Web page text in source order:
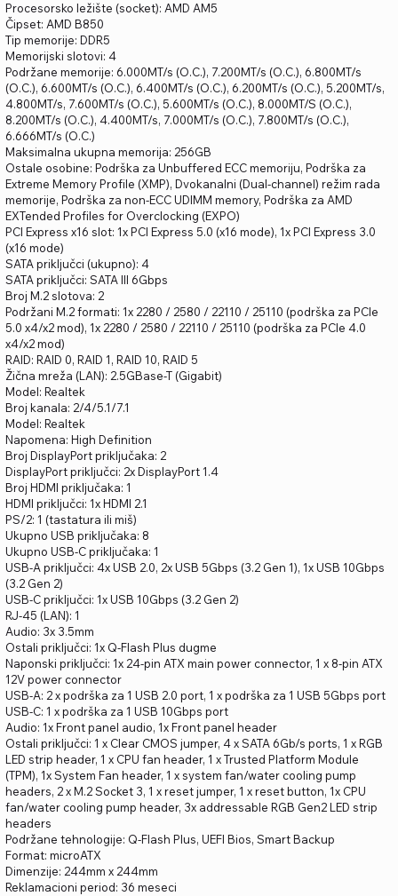
Procesorsko ležište (socket): AMD AM5
Čipset: AMD B850
Tip memorije: DDR5
Memorijski slotovi: 4
Podržane memorije: 6.000MT/s (O.C.), 7.200MT/s (O.C.), 6.800MT/s
(O.C.), 6.600MT/s (O.C.), 6.400MT/s (O.C.), 6.200MT/s (O.C.), 5.200MT/s,
4.800MT/s, 7.600MT/s (O.C.), 5.600MT/s (O.C.), 8.000MT/S (O.C.),
8.200MT/s (O.C.), 4.400MT/s, 7.000MT/s (O.C.), 7.800MT/s (O.C.),
6.666MT/s (O.C.)
Maksimalna ukupna memorija: 256GB
Ostale osobine: Podrška za Unbuffered ECC memoriju, Podrška za
Extreme Memory Profile (XMP), Dvokanalni (Dual-channel) režim rada
memorije, Podrška za non-ECC UDIMM memory, Podrška za AMD
EXTended Profiles for Overclocking (EXPO)
PCI Express x16 slot: 1x PCI Express 5.0 (x16 mode), 1x PCI Express 3.0
(x16 mode)
SATA priključci (ukupno): 4
SATA priključci: SATA III 6Gbps
Broj M.2 slotova: 2
Podržani M.2 formati: 1x 2280 / 2580 / 22110 / 25110 (podrška za PCIe
5.0 x4/x2 mod), 1x 2280 / 2580 / 22110 / 25110 (podrška za PCIe 4.0
x4/x2 mod)
RAID: RAID 0, RAID 1, RAID 10, RAID 5
Žična mreža (LAN): 2.5GBase-T (Gigabit)
Model: Realtek
Broj kanala: 2/4/5.1/7.1
Model: Realtek
Napomena: High Definition
Broj DisplayPort priključaka: 2
DisplayPort priključci: 2x DisplayPort 1.4
Broj HDMI priključaka: 1
HDMI priključci: 1x HDMI 2.1
PS/2: 1 (tastatura ili miš)
Ukupno USB priključaka: 8
Ukupno USB-C priključaka: 1
USB-A priključci: 4x USB 2.0, 2x USB 5Gbps (3.2 Gen 1), 1x USB 10Gbps
(3.2 Gen 2)
USB-C priključci: 1x USB 10Gbps (3.2 Gen 2)
RJ-45 (LAN): 1
Audio: 3x 3.5mm
Ostali priključci: 1x Q-Flash Plus dugme
Naponski priključci: 1x 24-pin ATX main power connector, 1 x 8-pin ATX
12V power connector
USB-A: 2 x podrška za 1 USB 2.0 port, 1 x podrška za 1 USB 5Gbps port
USB-C: 1 x podrška za 1 USB 10Gbps port
Audio: 1x Front panel audio, 1x Front panel header
Ostali priključci: 1 x Clear CMOS jumper, 4 x SATA 6Gb/s ports, 1 x RGB
LED strip header, 1 x CPU fan header, 1 x Trusted Platform Module
(TPM), 1x System Fan header, 1 x system fan/water cooling pump
headers, 2 x M.2 Socket 3, 1 x reset jumper, 1 x reset button, 1x CPU
fan/water cooling pump header, 3x addressable RGB Gen2 LED strip
headers
Podržane tehnologije: Q-Flash Plus, UEFI Bios, Smart Backup
Format: microATX
Dimenzije: 244mm x 244mm
Reklamacioni period: 36 meseci